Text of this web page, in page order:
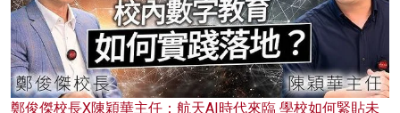
鄭俊傑校長X陳穎華主任：航天AI時代來臨 學校如何緊貼未